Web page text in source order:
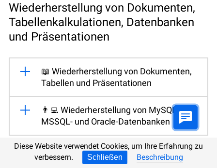
Wiederherstellung von Dokumenten,
Tabellenkalkulationen, Datenbanken
und Präsentationen
📖 Wiederherstellung von Dokumenten,
Tabellen und Präsentationen
👨‍💻 Wiederherstellung von MySQL-,
MSSQL- und Oracle-Datenbanken
Diese Website verwendet Cookies, um Ihre Erfahrung zu
verbessern.
Schließen Beschreibung